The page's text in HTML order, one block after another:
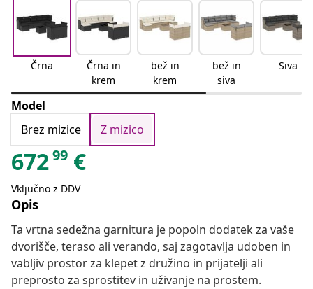
Črna
Črna in
krem
bež in
krem
bež in
siva
Siva
Model
Brez mizice
Z mizico
67299 €
Vključno z DDV
Opis
Ta vrtna sedežna garnitura je popoln dodatek za vaše
dvorišče, teraso ali verando, saj zagotavlja udoben in
vabljiv prostor za klepet z družino in prijatelji ali
preprosto za sprostitev in uživanje na prostem.